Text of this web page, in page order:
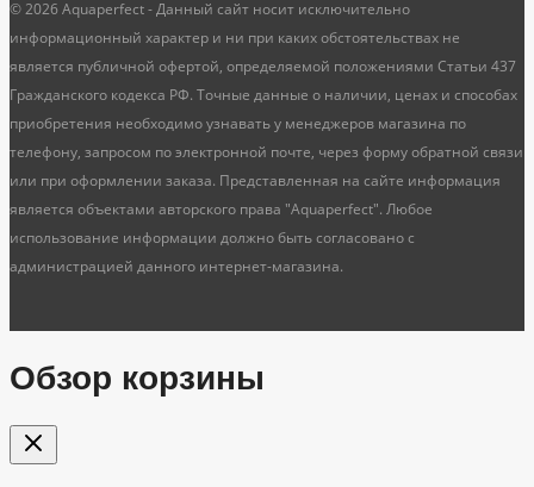
© 2026 Aquaperfect - Данный сайт носит исключительно
информационный характер и ни при каких обстоятельствах не
является публичной офертой, определяемой положениями Статьи 437
Гражданского кодекса РФ. Точные данные о наличии, ценах и способах
приобретения необходимо узнавать у менеджеров магазина по
телефону, запросом по электронной почте, через форму обратной связи
или при оформлении заказа. Представленная на сайте информация
является объектами авторского права "Aquaperfect". Любое
использование информации должно быть согласовано с
администрацией данного интернет-магазина.
Обзор корзины